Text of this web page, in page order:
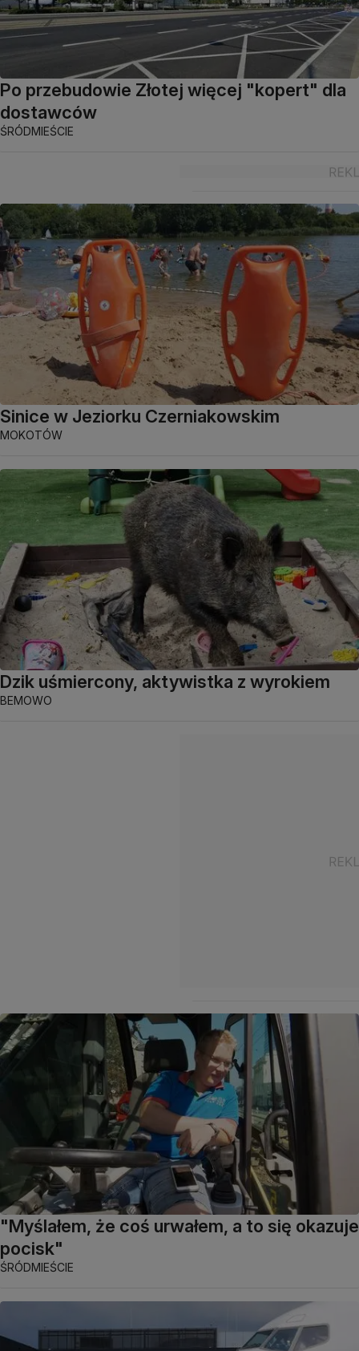
Po przebudowie Złotej więcej "kopert" dla
dostawców
ŚRÓDMIEŚCIE
Sinice w Jeziorku Czerniakowskim
MOKOTÓW
Dzik uśmiercony, aktywistka z wyrokiem
BEMOWO
"Myślałem, że coś urwałem, a to się okazuje
pocisk"
ŚRÓDMIEŚCIE